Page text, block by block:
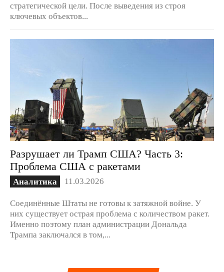
стратегической цели. После выведения из строя
ключевых объектов...
Разрушает ли Трамп США? Часть 3:
Проблема США с ракетами
Аналитика 11.03.2026
Соединённые Штаты не готовы к затяжной войне. У
них существует острая проблема с количеством ракет.
Именно поэтому план администрации Дональда
Трампа заключался в том,...